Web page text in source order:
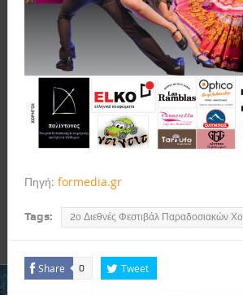
Πηγή: formedia.gr
Tags: 2ο Διεθνές Φεστιβάλ Παραδοσιακών
Share 0 Tweet